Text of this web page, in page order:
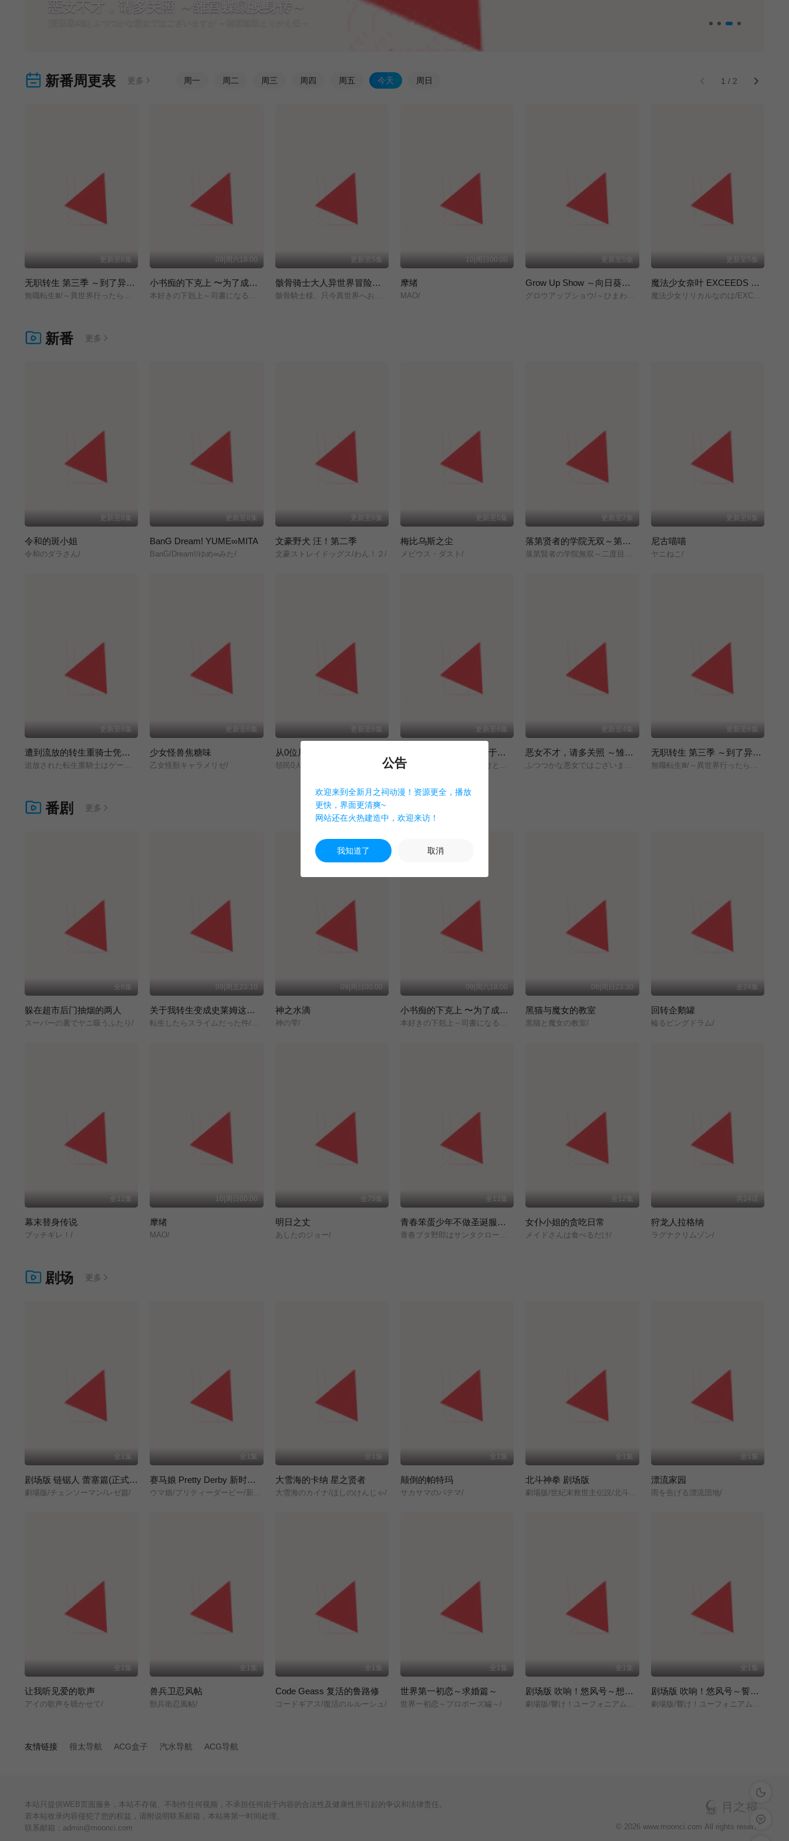
恶女不才，请多关照 ～雏宫蝶鼠换身传～
新番周更表 更多 周一 周 二 周三 周 四 周五 今天 周 日
更新至6集
无职转生 第三季 ～到了异世界就拿出真本事～
無職転生Ⅲ/～異世界行ったら本気だす～/
09|周六18:00
小书痴的下克上 〜为了成为图书管理员而不择手段〜 领主的养女
本好きの下剋上～司書になるためには手段を選んでいられません～/領主の養女/
更新至5集
骸骨骑士大人异世界冒险中 第二季
骸骨騎士様、只今異世界へお出掛け中Ⅱ/
10|周日00:00
摩绪
MAO/
更新至5集
Grow Up Show ～向日葵马戏团～
グロウアップショウ/～ひまわりのサーカス団～/
更新至5集
魔法少女奈叶 EXCEEDS Gun Blaze Vengeance
魔法少女リリカルなのは/EXCEEDS/Gun/Blaze/Vengeance/
1 / 2
新番 更多
更新至6集
令和的斑小姐
令和のダラさん/
更新至8集
BanG Dream! YUME∞MITA
BanG/Dream!/ゆめ∞みた/
更新至6集
文豪野犬 汪！第二季
文豪ストレイドッグス/わん！２/
更新至5集
梅比乌斯之尘
メビウス・ダスト/
更新至7集
落第贤者的学院无双～第二次转生的S级开外挂魔术师冒险录～
更新至6集
尼古喵喵
ヤニねこ/
更新至6集
遭到流放的转生重骑士凭借游戏知识大开无双
更新至6集
少女怪兽焦糖味
乙女怪獣キャラメリゼ/
更新至6集
領民0人スタートの辺境領主様/
更新至6集
『你们先走我断后』，于是10年后我成为了传说
更新至4集
恶女不才，请多关照 ～雏宫蝶鼠换身传～
更新至6集
无职转生 第三季 ～到了异世界就拿出真本事～
番剧 更多
全6集
躲在超市后门抽烟的两人
スーパーの裏でヤニ吸うふたり/
09|周五23:10
关于我转生变成史莱姆这档事 第四季
転生したらスライムだった件/第4期/
09|周日00:00
神之水滴
神の雫/
09|周六18:00
小书痴的下克上 〜为了成为图书管理员而不择手段〜 领主的养女
本好きの下剋上～司書になるためには手段を選んでいられません～/領主の養女/
08|周日23:30
黑猫与魔女的教室
黒猫と魔女の教室/
全24集
回转企鹅罐
輪るピングドラム/
全12集
幕末替身传说
ブッチギレ！/
10|周日00:00
摩绪
MAO/
全79集
明日之丈
あしたのジョー/
全13集
青春笨蛋少年不做圣诞服女郎的梦
全12集
女仆小姐的贪吃日常
メイドさんは食べるだけ/
共24话
狩龙人拉格纳
ラグナクリムゾン/
剧场 更多
全1集
剧场版 链锯人 蕾塞篇(正式版)
劇場版/チェンソーマン/レゼ篇/
全1集
赛马娘 Pretty Derby 新时代之门
全1集
大雪海的卡纳 星之贤者
大雪海のカイナ/ほしのけんじゃ/
全1集
颠倒的帕特玛
サカサマのパテマ/
全1集
北斗神拳 剧场版
全1集
漂流家园
雨を告げる漂流団地/
全1集
让我听见爱的歌声
アイの歌声を聴かせて/
全1集
兽兵卫忍风帖
獣兵衛忍風帖/
全1集
Code Geass 复活的鲁路修
コードギアス/復活のルルーシュ/
全1集
世界第一初恋～求婚篇～
世界一初恋～プロポーズ編～/
全1集
剧场版 吹响！悠风号～想要传达的旋律～
劇場版/響け！ユーフォニアム～届けたいメロディ～/
全1集
剧场版 吹响！悠风号～誓言的终章～
劇場版/響け！ユーフォニアム～誓いのフィナーレ～/
友情链接 很太导航 ACG盒子 汽水导航 ACG导航
深色模式
留言反馈
本站只提供WEB页面服务，本站不存储、不制作任何视频，不承担任何由于内容的合法性及健康性所引起的争议和法律责任。
若本站收录内容侵犯了您的权益，请附说明联系邮箱，本站将第一时间处理。
联系邮箱：admin@moonci.com
© 2026 www.moonci.com All rights reservd.
公告
欢迎来到全新月之祠动漫！资源更全，播放
更快，界面更清爽~
网站还在火热建造中，欢迎来访！
我知道了 取消